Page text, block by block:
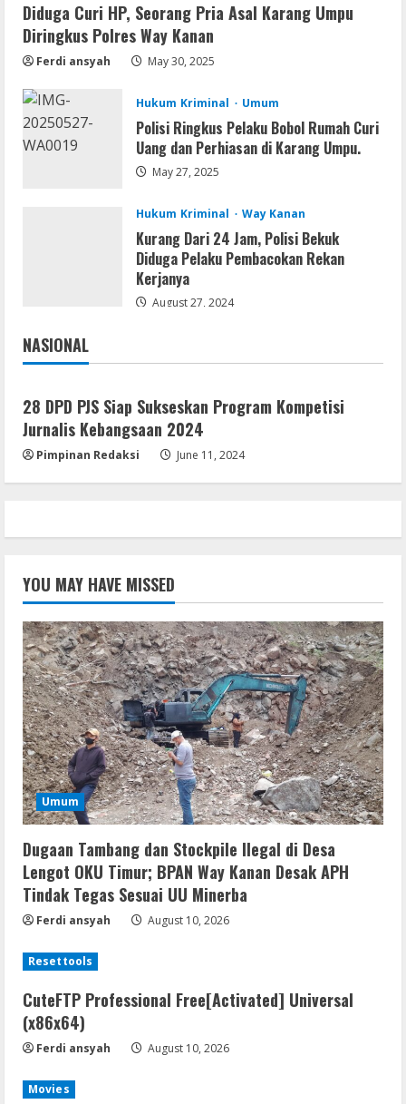
Resettools
CuteFTP Professional Free[Activated]
Universal (x86x64)
Movies
Shaun the Sheep: The Beast of Mossy
Bottom 2026 UHD x264 YTS Torrent
Img
Office 2019 Pro Plus AIO Massgrave No
Internet Required P2P release
5
Stable [x86x64]
August 9, 2026
Diduga Curi HP, Seorang Pria Asal Karang Umpu
Diringkus Polres Way Kanan
Ferdi ansyah May 30, 2025
Hukum Kriminal Umum
Polisi Ringkus Pelaku Bobol Rumah Curi
Uang dan Perhiasan di Karang Umpu.
May 27, 2025
Hukum Kriminal Way Kanan
Kurang Dari 24 Jam, Polisi Bekuk
Diduga Pelaku Pembacokan Rekan
Kerjanya
August 27, 2024
NASIONAL
Jakarta
28 DPD PJS Siap Sukseskan Program Kompetisi
Jurnalis Kebangsaan 2024
Pimpinan Redaksi June 11, 2024
YOU MAY HAVE MISSED
Umum
Dugaan Tambang dan Stockpile Ilegal di Desa
Lengot OKU Timur; BPAN Way Kanan Desak APH
Tindak Tegas Sesuai UU Minerba
Ferdi ansyah August 10, 2026
Resettools
CuteFTP Professional Free[Activated] Universal
(x86x64)
Ferdi ansyah August 10, 2026
Movies